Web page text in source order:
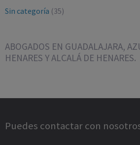
Sin categoría (35)
ABOGADOS EN GUADALAJARA,
HENARES Y ALCALÁ DE HENARES.
Puedes contactar con